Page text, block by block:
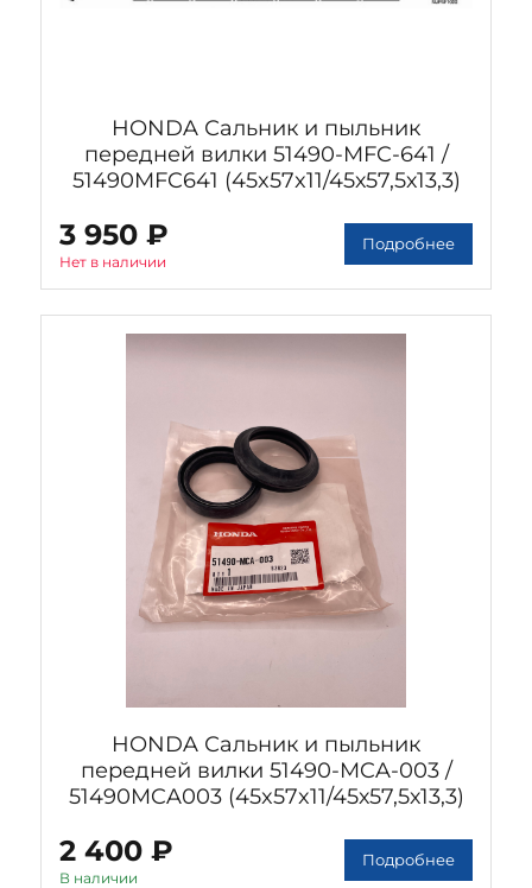
HONDA Сальник и пыльник
передней вилки 51490-MFC-641 /
51490MFC641 (45x57x11/45х57,5х13,3)
3 950 ₽
Нет в наличии
Подробнее
HONDA Сальник и пыльник
передней вилки 51490-MCA-003 /
51490MCA003 (45x57x11/45х57,5х13,3)
2 400 ₽
В наличии
Подробнее